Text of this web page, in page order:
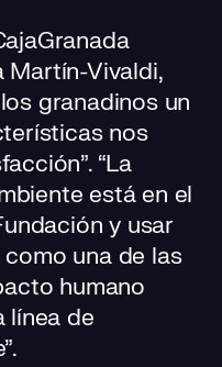
Martín-Vivaldi,
granadinos un
nos
“La
está en el
y usar
una de las
humano
línea de